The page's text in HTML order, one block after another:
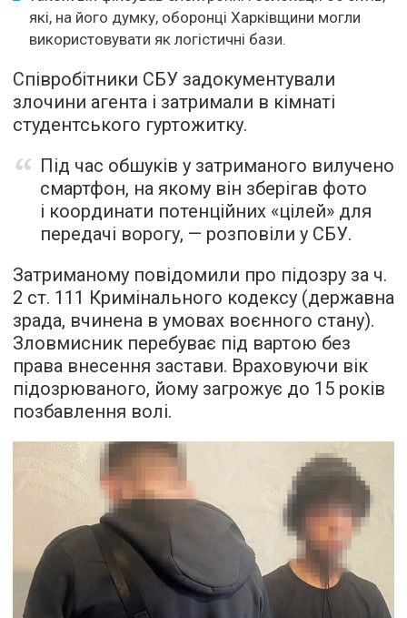
які, на його думку, оборонці Харківщини могли
використовувати як логістичні бази.
Співробітники СБУ задокументували
злочини агента і затримали в кімнаті
студентського гуртожитку.
Під час обшуків у затриманого вилучено
смартфон, на якому він зберігав фото
і координати потенційних «цілей» для
передачі ворогу, — розповіли у СБУ.
Затриманому повідомили про підозру за ч.
2 ст. 111 Кримінального кодексу (державна
зрада, вчинена в умовах воєнного стану).
Зловмисник перебуває під вартою без
права внесення застави. Враховуючи вік
підозрюваного, йому загрожує до 15 років
позбавлення волі.